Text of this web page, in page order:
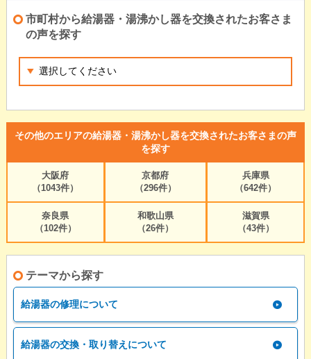
市町村から給湯器・湯沸かし器を交換されたお客さま
の声を探す
その他のエリアの給湯器・湯沸かし器を交換されたお客さまの声
を探す
大阪府
（1043件）
京都府
（296件）
兵庫県
（642件）
奈良県
（102件）
和歌山県
（26件）
滋賀県
（43件）
テーマから探す
給湯器の修理について
給湯器の交換・取り替えについて